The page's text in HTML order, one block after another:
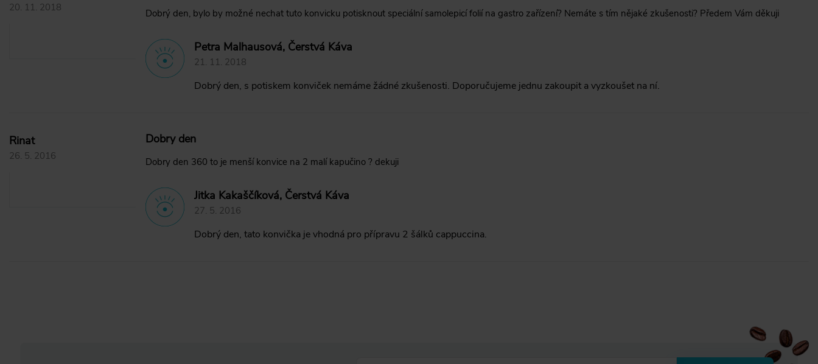
20. 11. 2018 Dobrý den, bylo by možné nechat tuto konvicku potisknout speciální samolepicí folií na gastro zařízení? Nemáte s tím nějaké zkušenosti? Předem Vám děkuji
Petra Malhausová, Čerstvá Káva
21. 11. 2018
Dobrý den, s potiskem konviček nemáme žádné zkušenosti. Doporučujeme jednu zakoupit a vyzkoušet na ní.
Rinat
26. 5. 2016
Dobry den
Dobry den 360 to je menší konvice na 2 malí kapučino ? dekuji
Jitka Kakaščíková, Čerstvá Káva
27. 5. 2016
Dobrý den, tato konvička je vhodná pro přípravu 2 šálků cappuccina.